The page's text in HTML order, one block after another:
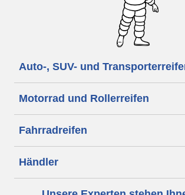
Auto-, SUV- und
Motorrad und Rollerreifen
Fahrradreifen
Händler